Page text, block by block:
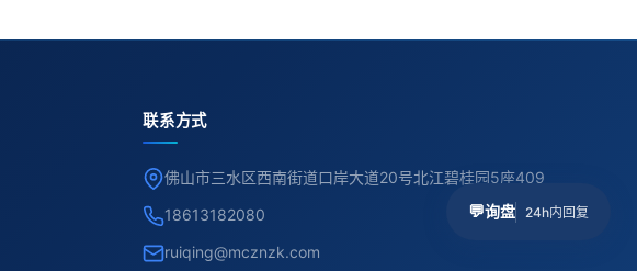
联系方式
佛山市三水区西南街道口岸大道20号北江碧桂园5座409
18613182080
ruiqing@mcznzk.com
💬询盘 24h内回复